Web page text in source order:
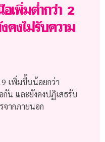
เพิ่มต่ำกว่า 2
งไม่รับความ
เพิ่มขึ้นน้อยกว่า
น และยังคงปฏิเสธรับ
จากภายนอก